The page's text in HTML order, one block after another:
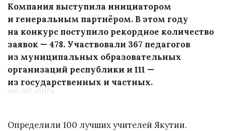
Компания выступила инициатором
и генеральным партнёром. В этом году
на конкурс поступило рекордное количество
заявок — 478. Участвовали 367 педагогов
из муниципальных образовательных
организаций республики и 111 —
из государственных и частных.
АО «РНГ»
Определили 100 лучших учителей Якутии.